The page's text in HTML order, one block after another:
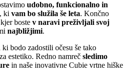
udobno, funkcionalno in
ki vam bo služila še leta. Končno
boste v naravi preživljali svoj
najbližjimi.
ki bodo zadostili očesu še tako
estetiko. Redno namreč sledimo
in naše inovativne Cubie vrtne hiške